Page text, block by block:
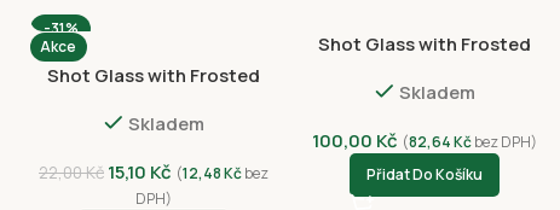
-31%
Akce
Shot Glass with Frosted
Skladem
22,00Kč 15,10 Kč (12,48Kčbez
DPH)
Shot Glass with Frosted
Skladem
100,00 Kč (82,64Kčbez DPH)
Přidat Do Košíku